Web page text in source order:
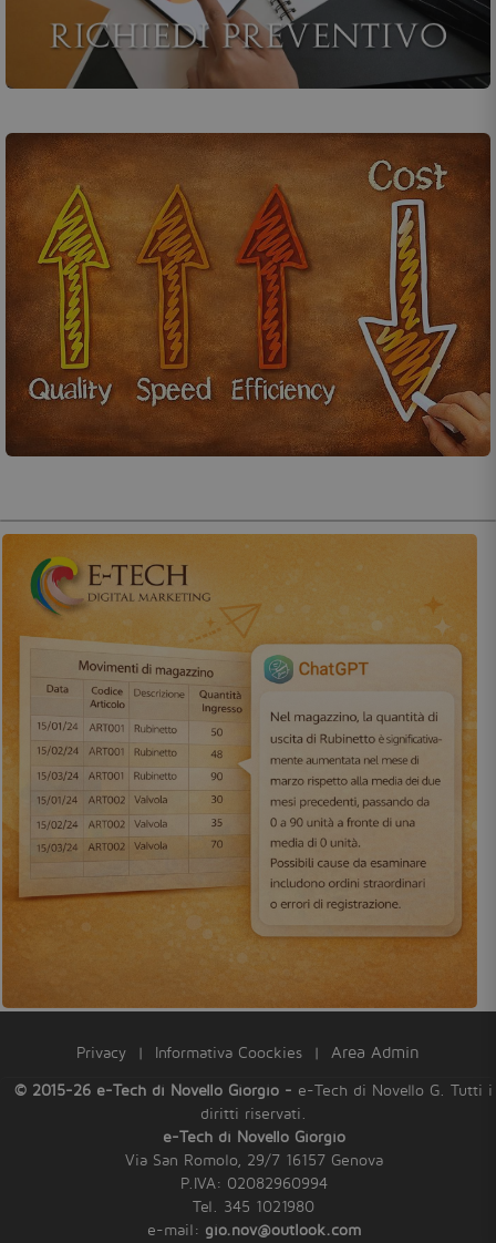
Privacy | Informativa Coockies | Area Admin
© 2015-26 e-Tech di Novello Giorgio - e-Tech di Novello G. Tutti i
diritti riservati.
e-Tech di Novello Giorgio
Via San Romolo, 29/7 16157 Genova
P.IVA: 02082960994
Tel. 345 1021980
e-mail: gio.nov@outlook.com